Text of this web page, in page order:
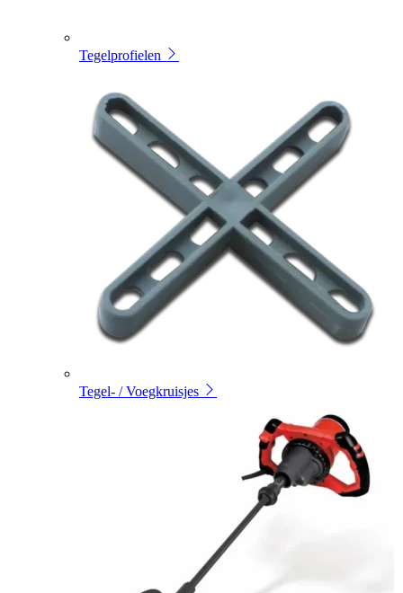
Tegelprofielen
Tegel- / Voegkruisjes